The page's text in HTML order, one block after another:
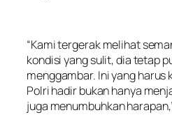
“Kami tergerak melihat
kondisi yang sulit, dia tetap
menggambar. Ini yang harus
Polri hadir bukan hanya
juga menumbuhkan